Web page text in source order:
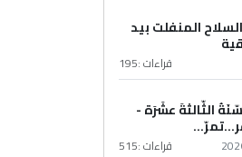
المنفلت بيد
قراءات :195
الثّالثةَ عشَرَة -
قراءات :515